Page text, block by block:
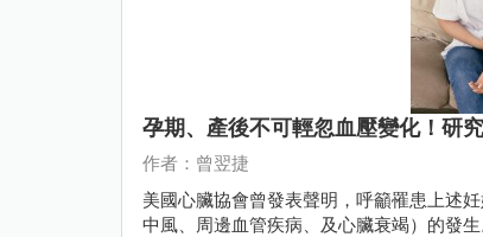
孕期、產後不可輕忽血壓變化！研
作者：曾翌捷
美國心臟協會曾發表聲明，呼籲罹患上述
中風、周邊血管疾病、及心臟衰竭）的發